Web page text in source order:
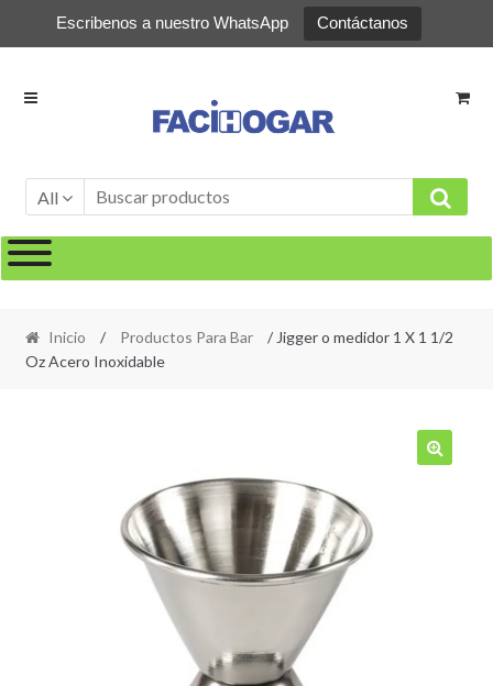
Escribenos a nuestro WhatsApp Contáctanos
Ir
Ir
All
Inicio / Productos Para Bar
/ Jigger o medidor 1 X 1 1/2
Oz Acero Inoxidable